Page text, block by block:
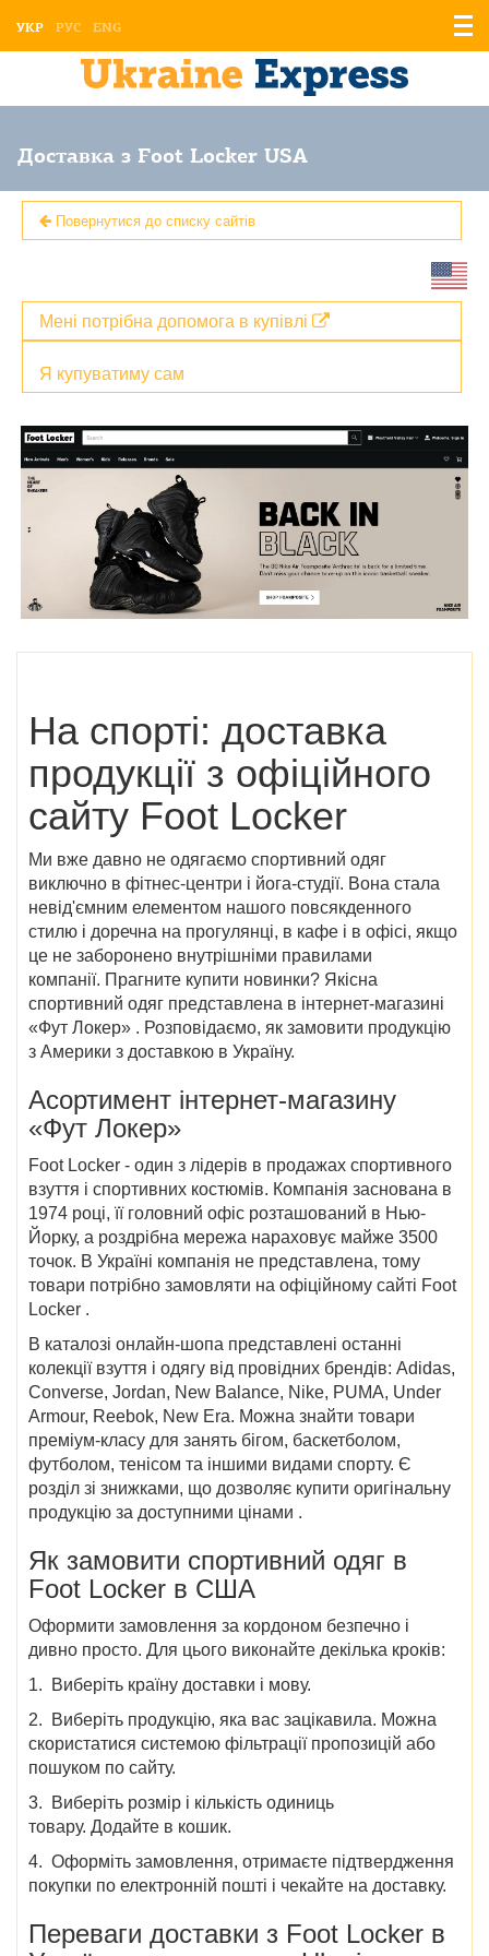
УКР РУС ENG
Доставка з Foot Locker USA
Повернутися до списку сайтів
Я купуватиму сам
Мені потрібна допомога в купівлі
На спорті: доставка
продукції з офіційного
сайту Foot Locker
Ми вже давно не одягаємо спортивний одяг
виключно в фітнес-центри і йога-студії. Вона стала
невід'ємним елементом нашого повсякденного
стилю і доречна на прогулянці, в кафе і в офісі, якщо
це не заборонено внутрішніми правилами
компанії. Прагните купити новинки? Якісна
спортивний одяг представлена в інтернет-магазині
«Фут Локер» . Розповідаємо, як замовити продукцію
з Америки з доставкою в Україну.
Асортимент інтернет-магазину
«Фут Локер»
Foot Locker - один з лідерів в продажах спортивного
взуття і спортивних костюмів. Компанія заснована в
1974 році, її головний офіс розташований в Нью-
Йорку, а роздрібна мережа нараховує майже 3500
точок. В Україні компанія не представлена, тому
товари потрібно замовляти на офіційному сайті Foot
Locker .
В каталозі онлайн-шопа представлені останні
колекції взуття і одягу від провідних брендів: Adidas,
Converse, Jordan, New Balance, Nike, PUMA, Under
Armour, Reebok, New Era. Можна знайти товари
преміум-класу для занять бігом, баскетболом,
футболом, тенісом та іншими видами спорту. Є
розділ зі знижками, що дозволяє купити оригінальну
продукцію за доступними цінами .
Як замовити спортивний одяг в
Foot Locker в США
Оформити замовлення за кордоном безпечно і
дивно просто. Для цього виконайте декілька кроків:
1. Виберіть країну доставки і мову.
2.
Виберіть продукцію, яка вас зацікавила. Можна
скористатися системою фільтрації пропозицій або
пошуком по сайту.
3.
Виберіть розмір і кількість одиниць
товару. Додайте в кошик.
4. Оформіть замовлення, отримаєте підтвердження
покупки по електронній пошті і чекайте на доставку.
Переваги доставки з Foot Locker в